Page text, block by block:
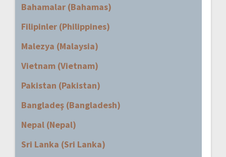
Bahamalar (Bahamas)
Filipinler (Philippines)
Malezya (Malaysia)
Vietnam (Vietnam)
Pakistan (Pakistan)
Bangladeş (Bangladesh)
Nepal (Nepal)
Sri Lanka (Sri Lanka)